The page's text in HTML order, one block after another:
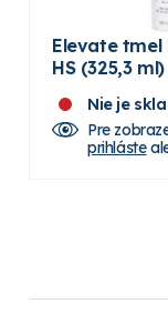
Elevate tmel
HS (325,3 ml)
Nie je
Pre
prihláste